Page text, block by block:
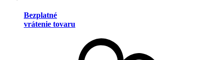
Bezplatné
vrátenie tovaru